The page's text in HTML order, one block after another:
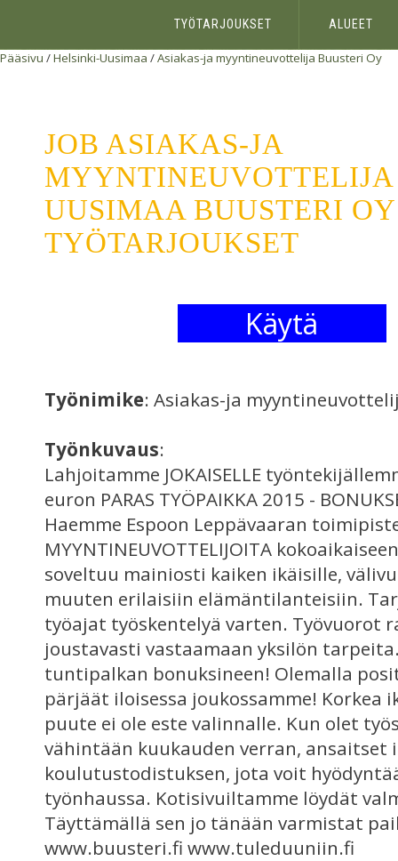
TYÖTARJOUKSET ALUEET
Pääsivu /Helsinki-Uusimaa /Asiakas-ja myyntineuvottelija Buusteri Oy
JOB ASIAKAS-JA
UUSIMAA BUUSTERI
TYÖTARJOUKSET
Käytä
Työnimike: Asiakas-ja
Työnkuvaus:
Lahjoitamme JOKAISELLE
euron PARAS TYÖPAIKKA 2015 -
Haemme Espoon Leppävaaran
MYYNTINEUVOTTELIJOITA
soveltuu mainiosti kaiken ikäisille,
muuten erilaisiin elämäntilanteisiin.
työajat työskentelyä varten. Työvuorot
joustavasti vastaamaan yksilön
tuntipalkan bonuksineen! Olemalla
pärjäät iloisessa joukossamme! Korkea
puute ei ole este valinnalle. Kun olet
vähintään kuukauden verran, ansaitset
koulutustodistuksen, jota voit
työnhaussa. Kotisivuiltamme löydät
Täyttämällä sen jo tänään varmistat
www.buusteri.fi www.tuleduuniin.fi